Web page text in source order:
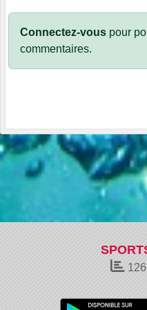
Connectez-vous pour
commentaires.